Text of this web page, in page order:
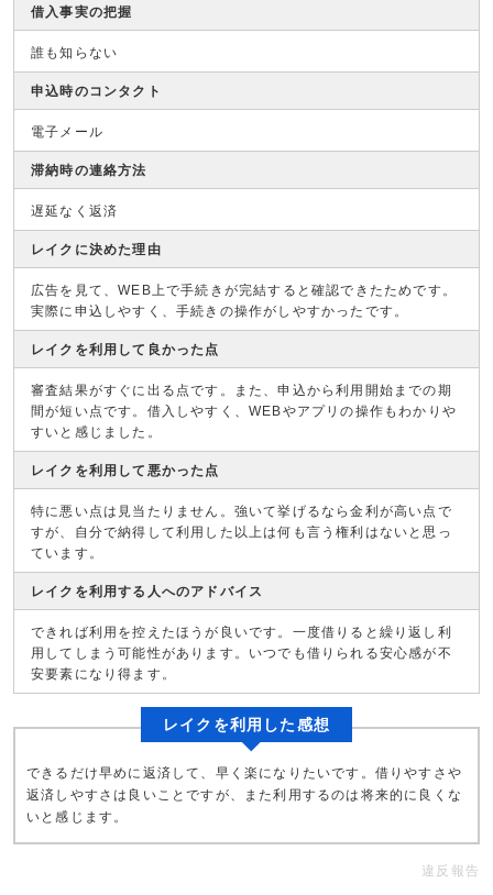
借入事実の把握
誰も知らない
申込時のコンタクト
電子メール
滞納時の連絡方法
遅延なく返済
レイクに決めた理由
広告を見て、WEB上で手続きが完結すると確認できたためです。
実際に申込しやすく、手続きの操作がしやすかったです。
レイクを利用して良かった点
審査結果がすぐに出る点です。また、申込から利用開始までの期
間が短い点です。借入しやすく、WEBやアプリの操作もわかりや
すいと感じました。
レイクを利用して悪かった点
特に悪い点は見当たりません。強いて挙げるなら金利が高い点で
すが、自分で納得して利用した以上は何も言う権利はないと思っ
ています。
レイクを利用する人へのアドバイス
できれば利用を控えたほうが良いです。一度借りると繰り返し利
用してしまう可能性があります。いつでも借りられる安心感が不
安要素になり得ます。
レイクを利用した感想
できるだけ早めに返済して、早く楽になりたいです。借りやすさや
返済しやすさは良いことですが、また利用するのは将来的に良くな
いと感じます。
違反報告